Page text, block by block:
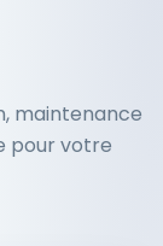
maintenance
pour votre